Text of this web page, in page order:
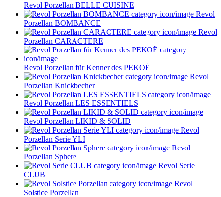
Revol Porzellan BELLE CUISINE
Revol
Porzellan BOMBANCE
Revol
Porzellan CARACTERE
Revol Porzellan für Kenner des PEKOË
Revol
Porzellan Knickbecher
Revol Porzellan LES ESSENTIELS
Revol Porzellan LIKID & SOLID
Revol
Porzellan Serie YLI
Revol
Porzellan Sphere
Revol Serie
CLUB
Revol
Solstice Porzellan